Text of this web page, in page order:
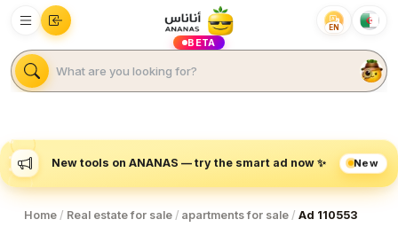
EN
BETA
New tools on ANANAS — try the smart ad now ✨ New
Home / Real estate for sale / apartments for sale / Ad 110553